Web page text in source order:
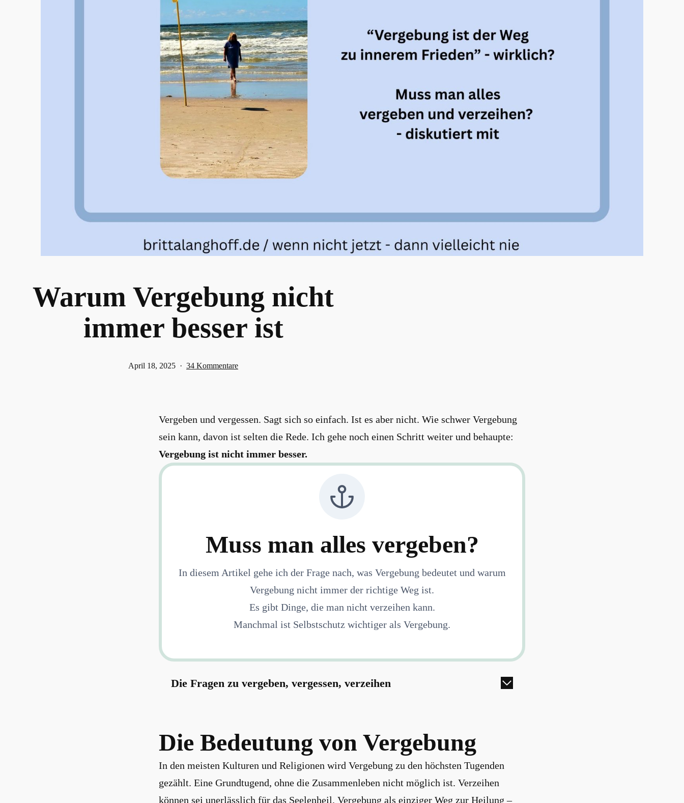
Warum Vergebung nicht
immer besser ist
Veröffentlicht
April 18, 2025 34 Kommentarezu
immer
besser
Vergeben und vergessen. Sagt sich so einfach. Ist es aber nicht. Wie schwer Vergebung
sein kann, davon ist selten die Rede. Ich gehe noch einen Schritt weiter und behaupte:
Vergebung ist nicht immer besser.
Muss man alles vergeben?
In diesem Artikel gehe ich der Frage nach, was Vergebung bedeutet und warum
Vergebung nicht immer der richtige Weg ist.
Es gibt Dinge, die man nicht verzeihen kann.
Manchmal ist Selbstschutz wichtiger als Vergebung.
Die Fragen zu vergeben, vergessen, verzeihen
Die Bedeutung von Vergebung
In den meisten Kulturen und Religionen wird Vergebung zu den höchsten Tugenden
gezählt. Eine Grundtugend, ohne die Zusammenleben nicht möglich ist. Verzeihen
können sei unerlässlich für das Seelenheil. Vergebung als einziger Weg zur Heilung –